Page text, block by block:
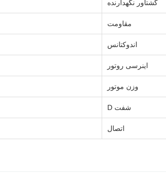
گشتاور نگهدارنده
مقاومت
اندوکتانس
اینرسی روتور
وزن موتور
شفت D
اتصال